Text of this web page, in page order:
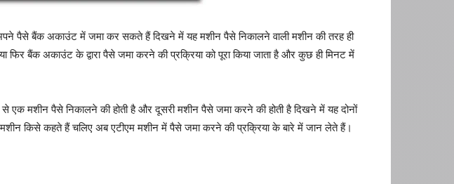
पैसे बैंक अकाउंट में जमा कर सकते हैं दिखने में यह मशीन पैसे निकालने वाली मशीन की तरह ही
बैंक अकाउंट के द्वारा पैसे जमा करने की प्रक्रिया को पूरा किया जाता है और कुछ ही मिनट में
एक मशीन पैसे निकालने की होती है और दूसरी मशीन पैसे जमा करने की होती है दिखने में यह दोनों
किसे कहते हैं चलिए अब एटीएम मशीन में पैसे जमा करने की प्रक्रिया के बारे में जान लेते हैं।